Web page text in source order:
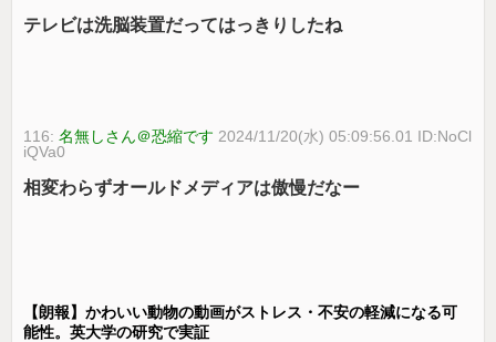
テレビは洗脳装置だってはっきりしたね
116:名無しさん＠恐縮です 2024/11/20(水) 05:09:56.01 ID:NoCl
iQVa0
相変わらずオールドメディアは傲慢だなー
【朗報】かわいい動物の動画がストレス・不安の軽減になる可
能性。英大学の研究で実証